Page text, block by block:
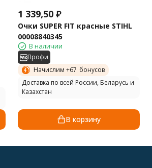
1 339,50 ₽
Очки SUPER FIT красные STIHL
00008840345
В наличии
Профи
Начислим +67 бонусов
Доставка по всей России, Беларусь и
Казахстан
В корзину